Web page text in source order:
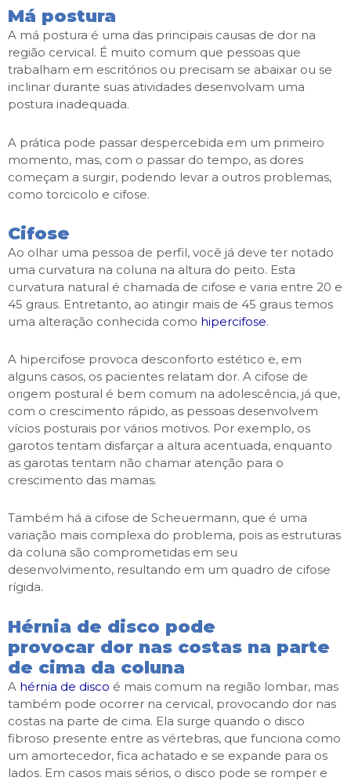
Má postura
A má postura é uma das principais causas de dor na
região cervical. É muito comum que pessoas que
trabalham em escritórios ou precisam se abaixar ou se
inclinar durante suas atividades desenvolvam uma
postura inadequada.
A prática pode passar despercebida em um primeiro
momento, mas, com o passar do tempo, as dores
começam a surgir, podendo levar a outros problemas,
como torcicolo e cifose.
Cifose
Ao olhar uma pessoa de perfil, você já deve ter notado
uma curvatura na coluna na altura do peito. Esta
curvatura natural é chamada de cifose e varia entre 20 e
45 graus. Entretanto, ao atingir mais de 45 graus temos
uma alteração conhecida como hipercifose.
A hipercifose provoca desconforto estético e, em
alguns casos, os pacientes relatam dor. A cifose de
origem postural é bem comum na adolescência, já que,
com o crescimento rápido, as pessoas desenvolvem
vícios posturais por vários motivos. Por exemplo, os
garotos tentam disfarçar a altura acentuada, enquanto
as garotas tentam não chamar atenção para o
crescimento das mamas.
Também há a cifose de Scheuermann, que é uma
variação mais complexa do problema, pois as estruturas
da coluna são comprometidas em seu
desenvolvimento, resultando em um quadro de cifose
rígida.
Hérnia de disco pode
provocar dor nas costas na parte
de cima da coluna
A hérnia de disco é mais comum na região lombar, mas
também pode ocorrer na cervical, provocando dor nas
costas na parte de cima. Ela surge quando o disco
fibroso presente entre as vértebras, que funciona como
um amortecedor, fica achatado e se expande para os
lados. Em casos mais sérios, o disco pode se romper e